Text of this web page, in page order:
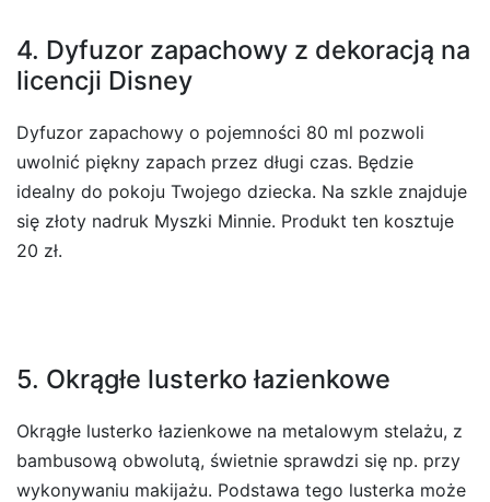
4. Dyfuzor zapachowy z dekoracją na
licencji Disney
Dyfuzor zapachowy o pojemności 80 ml pozwoli
uwolnić piękny zapach przez długi czas. Będzie
idealny do pokoju Twojego dziecka. Na szkle znajduje
się złoty nadruk Myszki Minnie. Produkt ten kosztuje
20 zł.
5. Okrągłe lusterko łazienkowe
Okrągłe lusterko łazienkowe na metalowym stelażu, z
bambusową obwolutą, świetnie sprawdzi się np. przy
wykonywaniu makijażu. Podstawa tego lusterka może